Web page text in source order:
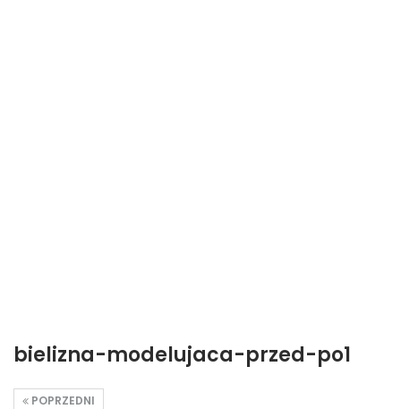
bielizna-modelujaca-przed-po1
POPRZEDNI